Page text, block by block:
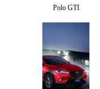
Polo GTI